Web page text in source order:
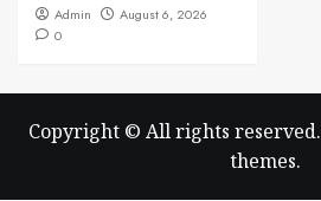
Admin
August 6, 2026
0
Copyright © All rights reserved.
themes.